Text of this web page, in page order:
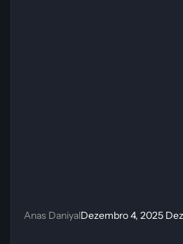
Anas DaniyalDezembro 4, 2025